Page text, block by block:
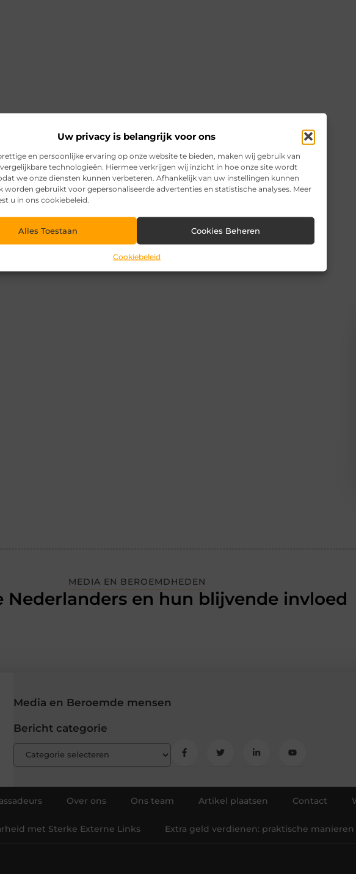
Uw privacy is belangrijk voor ons
en persoonlijke ervaring op onze website te bieden, maken wij gebruik van
technologieën. Hiermee verkrijgen wij inzicht in hoe onze site wordt
we onze diensten kunnen verbeteren. Afhankelijk van uw instellingen kunnen
worden gebruikt voor gepersonaliseerde advertenties en statistische analyses. Meer
u in ons cookiebeleid.
Alles Toestaan Cookies Beheren
Cookiebeleid
MEDIA EN BEROEMDHEDEN
Nederlanders en hun blijvende invloed
Media en Beroemde mensen
Bericht categorie
Over ons Ons team Artikel plaatsen Contact
met Sterke Externe Links Extra geld verdienen: praktische